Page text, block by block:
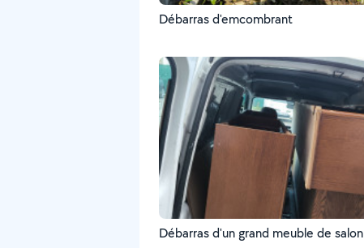
Débarras d'emcombrant
Débarras d'un grand meuble de salon